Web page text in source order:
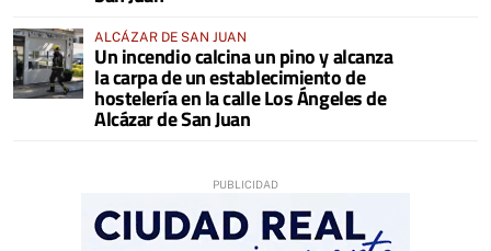
ALCÁZAR DE SAN JUAN
Un incendio calcina un pino y alcanza
la carpa de un establecimiento de
hostelería en la calle Los Ángeles de
Alcázar de San Juan